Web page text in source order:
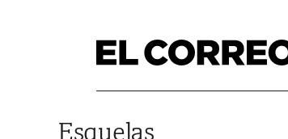
Esquelas